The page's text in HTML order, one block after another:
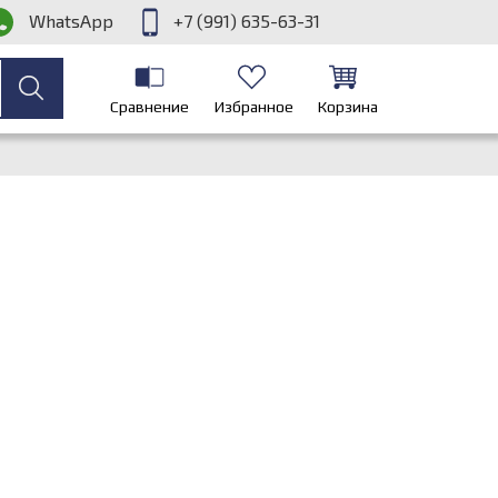
WhatsApp +7 (991) 635-63-31
Сравнение Избранное Корзина